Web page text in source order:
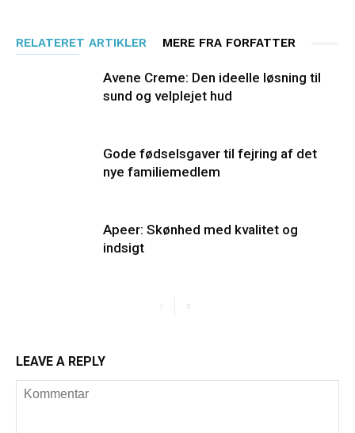
RELATERET ARTIKLER MERE FRA FORFATTER
Avene Creme: Den ideelle løsning til
sund og velplejet hud
Gode fødselsgaver til fejring af det
nye familiemedlem
Apeer: Skønhed med kvalitet og
indsigt
LEAVE A REPLY